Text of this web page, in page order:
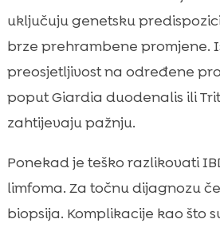
uključuju genetsku
brze prehrambene promjene.
preosjetljivost na određene
poput Giardia duodenalis ili
zahtijevaju pažnju.
Ponekad je teško razlikovati
limfoma. Za točnu dijagnozu
biopsija. Komplikacije kao što